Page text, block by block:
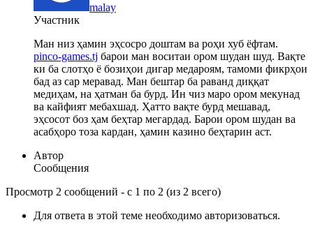
malay
Участник
Ман низ ҳамин эҳсосро доштам ва роҳи хуб ёфтам.
pinco-games.tj барои ман воситаи ором шудан шуд. Вақте
ки ба слотҳо ё бозиҳои дигар медароям, тамоми фикрҳои
бад аз сар меравад. Ман бештар ба раванд диққат
медиҳам, на ҳатман ба бурд. Ин чиз маро ором мекунад
ва кайфият мебахшад. Ҳатто вақте бурд мешавад,
эҳсосот боз ҳам беҳтар мегардад. Барои ором шудан ва
асабҳоро тоза кардан, ҳамин казино беҳтарин аст.
Автор
Сообщения
Просмотр 2 сообщений - с 1 по 2 (из 2 всего)
Для ответа в этой теме необходимо авторизоваться.